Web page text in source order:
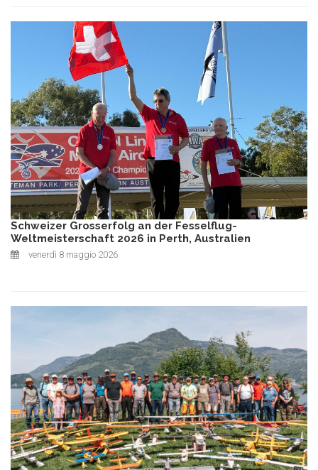
Schweizer Grosserfolg an der Fesselflug-
Weltmeisterschaft 2026 in Perth, Australien
venerdì 8 maggio 2026